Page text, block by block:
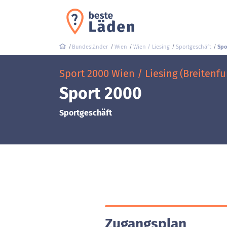
Bundesländer Wien Wien / Liesing Sportgeschäft
Sport 2000 Wien / Liesing
Sport 2000
Sportgeschäft